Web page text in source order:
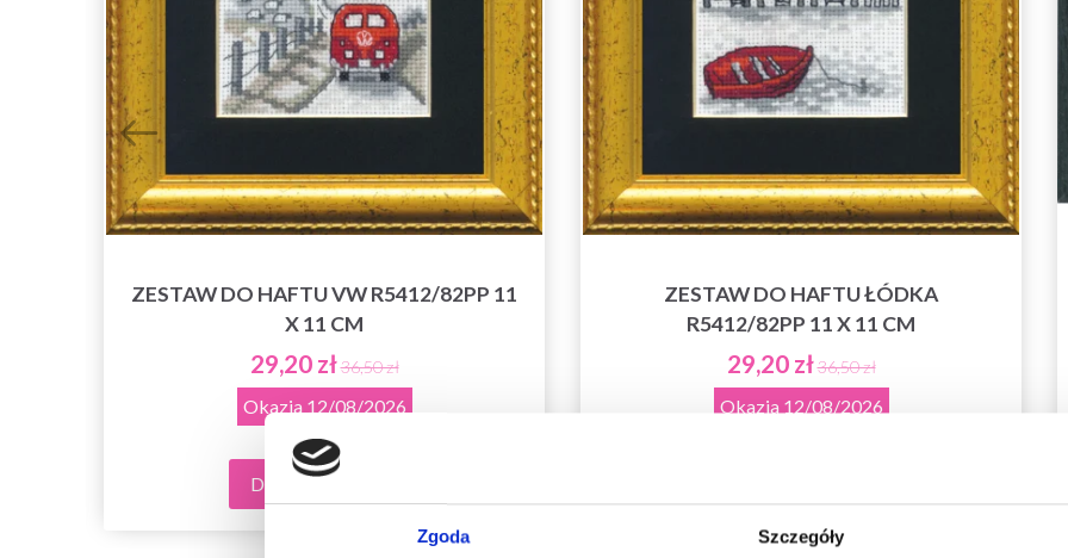
Zgoda Szczegóły
ZESTAW DO HAFTU VW R5412/82PP 11
X 11 CM
29,20 zł36,50 zł
Okazja 12/08/2026
Dodaj do koszyka
ZESTAW DO HAFTU ŁÓDKA
R5412/82PP 11 X 11 CM
29,20 zł36,50 zł
Okazja 12/08/2026